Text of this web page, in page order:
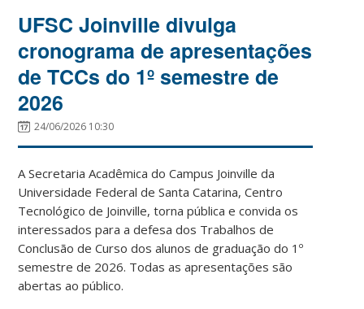
UFSC Joinville divulga
cronograma de apresentações
de TCCs do 1º semestre de
2026
24/06/2026 10:30
A Secretaria Acadêmica do Campus Joinville da
Universidade Federal de Santa Catarina, Centro
Tecnológico de Joinville, torna pública e convida os
interessados para a defesa dos Trabalhos de
Conclusão de Curso dos alunos de graduação do 1º
semestre de 2026. Todas as apresentações são
abertas ao público.